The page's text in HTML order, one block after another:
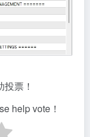
票！
help vote！